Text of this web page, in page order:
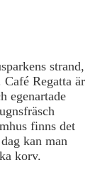
strand,
Regatta är
egenartade
finns det
kan man
korv.